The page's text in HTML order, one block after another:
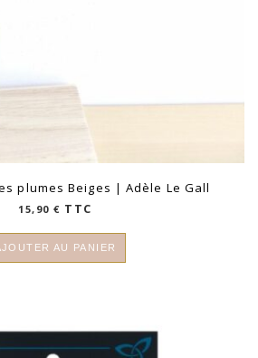
plumes Beiges | Adèle Le Gall
15,90€ TTC
AU PANIER